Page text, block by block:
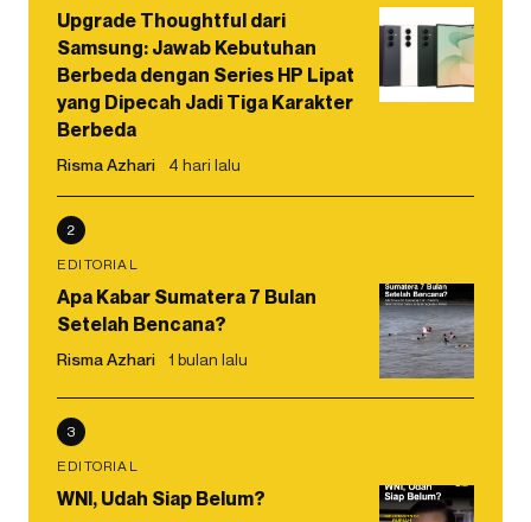
Upgrade Thoughtful dari
Samsung: Jawab Kebutuhan
Berbeda dengan Series HP Lipat
yang Dipecah Jadi Tiga Karakter
Berbeda
Risma Azhari 4 hari lalu
2
EDITORIAL
Apa Kabar Sumatera 7 Bulan
Setelah Bencana?
Risma Azhari 1 bulan lalu
3
EDITORIAL
WNI, Udah Siap Belum?